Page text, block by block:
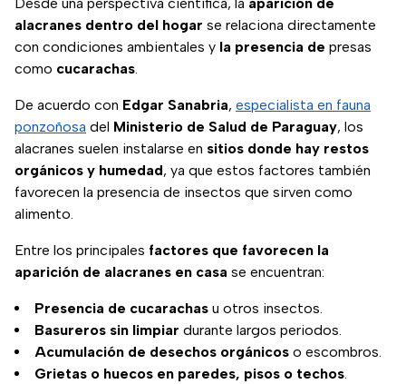
alacranes dentro del hogar se relaciona directamente
con condiciones ambientales y la presencia de presas
como cucarachas.
De acuerdo con Edgar Sanabria, especialista en fauna
ponzoñosa del Ministerio de Salud de Paraguay, los
alacranes suelen instalarse en sitios donde hay restos
orgánicos y humedad, ya que estos factores también
favorecen la presencia de insectos que sirven como
alimento.
Entre los principales factores que favorecen la
aparición de alacranes en casa se encuentran:
Presencia de cucarachas u otros insectos.
Basureros sin limpiar durante largos periodos.
Acumulación de desechos orgánicos o escombros.
Grietas o huecos en paredes, pisos o techos.